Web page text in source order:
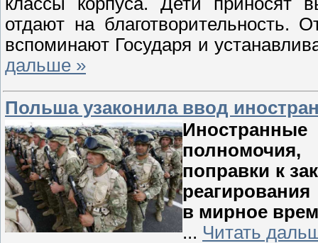
отдают на благотворительность.
вспоминают Государя и
дальше »
Польша узаконила ввод
поправки к
в мирное
... Читать